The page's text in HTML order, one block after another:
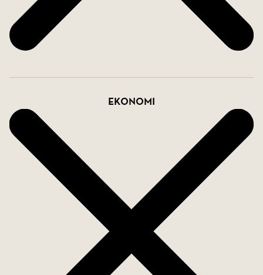
omsorgsfullt fått ersätta det modernt grus som låg
här tidigare. Små detaljer som förstärker den
tidlösa karaktären och den harmoniska miljön runt
tidstypiska.
Prästvägen 2 är mer än bara ett hus - det är ett
stycke historia där "Hemvärns Kalles" farfar lät
bygga huset runt sekelskiftet och nu söker nästa
ägare med vilja och engagemang att fortsätta
vårda och förvalta denna unika fastighet för
många år framöver. Ett hem för dig som
uppskattar genuin sekelskifteskänsla, gediget
hantverk och ett boende med själ och hjärta.
Ekonomi